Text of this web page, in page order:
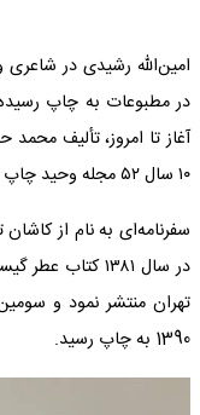
امین‌الله رشیدی در شاعری
در مطبوعات به چاپ
آغاز تا امروز، تألیف
۱۰ سال ۵۲ مجله وحید چاپ شده.
در سال ۱۳۸۱
تهران منتشر نمود و
1390 به چاپ رسید.